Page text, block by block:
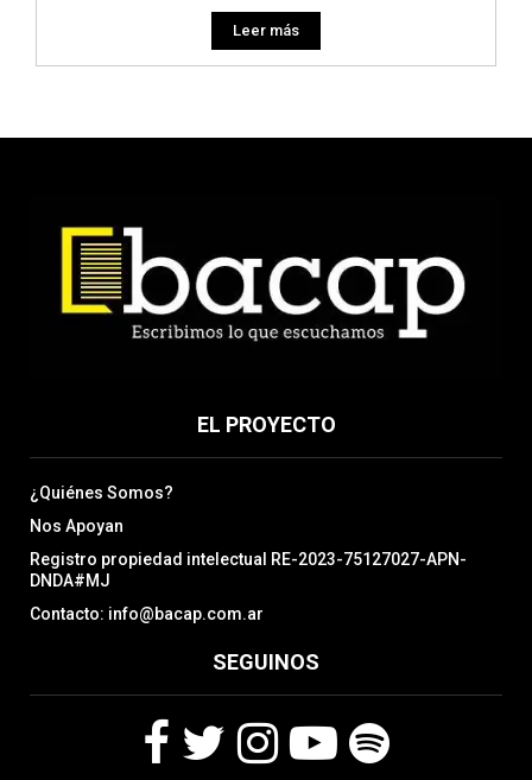
Leer más
EL PROYECTO
¿Quiénes Somos?
Nos Apoyan
Registro propiedad intelectual RE-2023-75127027-APN-
DNDA#MJ
Contacto: info@bacap.com.ar
SEGUINOS